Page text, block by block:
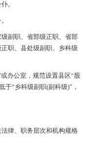
。
副职、省部级正职、省部
职、县处级副职、乡科级
办公室，规范设置县区“股
于“乡科级副职(副科级)”，
律、职务层次和机构规格